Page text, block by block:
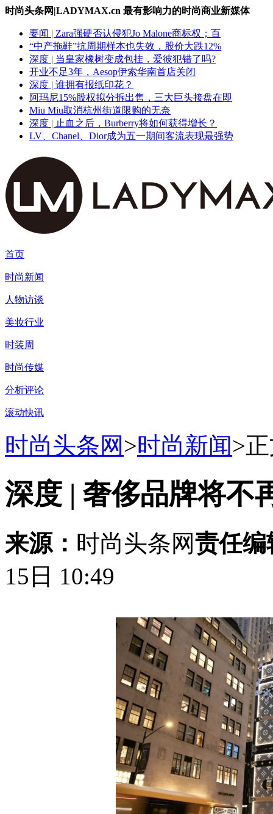
时尚头条网|LADYMAX.cn 最有影响力的时尚商业新媒体
要闻 | Zara强硬否认侵犯Jo Malone商标权；百
“中产拖鞋”抗周期样本也失效，股价大跌12%
深度 | 当皇家橡树变成包挂，爱彼犯错了吗?
开业不足3年，Aesop伊索华南首店关闭
深度 | 谁拥有报纸印花？
阿玛尼15%股权拟分拆出售，三大巨头接盘在即
Miu Miu取消杭州街道限购的无奈
深度 | 止血之后，Burberry将如何获得增长？
LV、Chanel、Dior成为五一期间客流表现最强势
首页
时尚新闻
人物访谈
美妆行业
时装周
时尚传媒
分析评论
滚动快讯
时尚头条网 >时尚新闻>
深度 | 奢侈品牌将不
来源： 时尚头条网责任编
15日 10:49